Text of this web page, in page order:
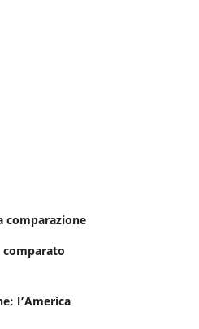
comparazione
l’America